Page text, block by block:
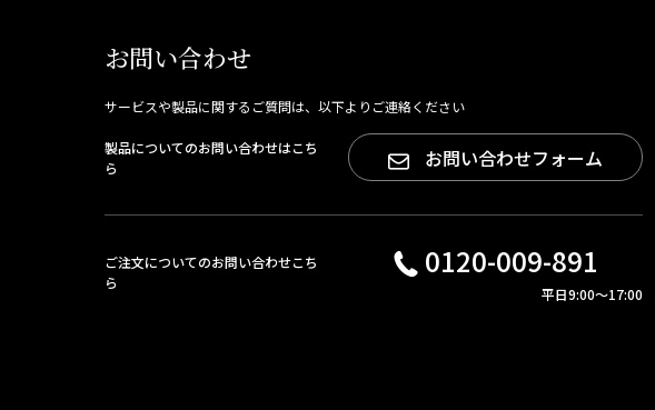
お問い合わせ
サービスや製品に関するご質問は、以下よりご連絡ください
製品についてのお問い合わせはこち
ら
お問い合わせフォーム
ご注文についてのお問い合わせこち
ら
0120-009-891
平日9:00～17:00